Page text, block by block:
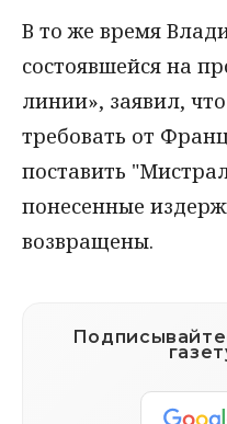
В то же время
состоявшейся на
линии», заявил,
требовать от
поставить
понесенные
возвращены.